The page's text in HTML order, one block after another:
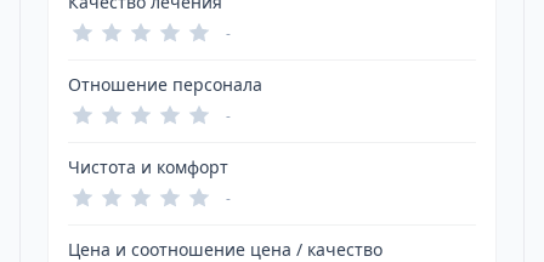
-
Отношение персонала
-
Чистота и комфорт
-
Цена и соотношение цена / качество